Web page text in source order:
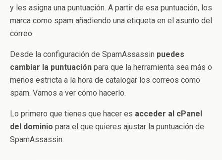
y les asigna una puntuación. A partir de esa puntuación, los
marca como spam añadiendo una etiqueta en el asunto del
correo.
Desde la configuración de SpamAssassin puedes
cambiar la puntuación para que la herramienta sea más o
menos estricta a la hora de catalogar los correos como
spam. Vamos a ver cómo hacerlo.
Lo primero que tienes que hacer es acceder al cPanel
del dominio para el que quieres ajustar la puntuación de
SpamAssassin.